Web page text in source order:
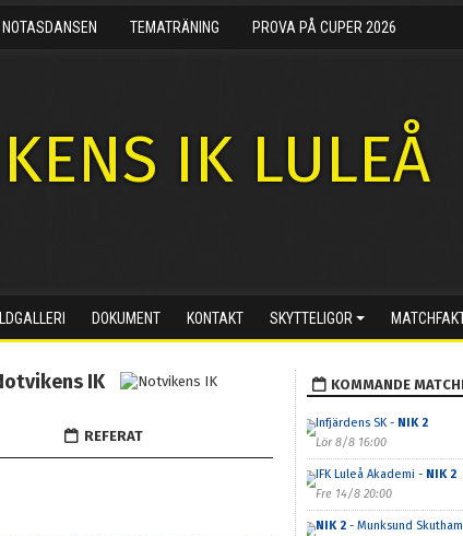
NOTASDANSEN TEMATRÄNING PROVA PÅ CUPER 2026
IK LULEÅ
DOKUMENT KONTAKT SKYTTELIGOR
IK
REFERAT
KOMMANDE
Infjärdens SK - NIK 2
Lör 8/8 16:00
IFK Luleå Akademi - NIK 2
Fre 14/8 20:00
NIK 2- Munksund